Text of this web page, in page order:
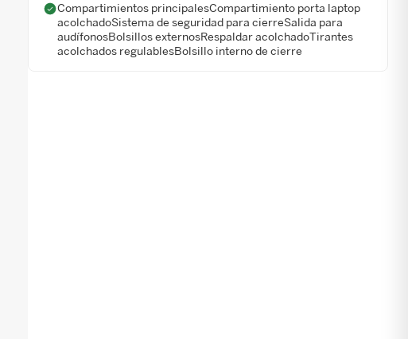
Compartimientos principalesCompartimiento porta laptop
acolchadoSistema de seguridad para cierreSalida para
audífonosBolsillos externosRespaldar acolchadoTirantes
acolchados regulablesBolsillo interno de cierre